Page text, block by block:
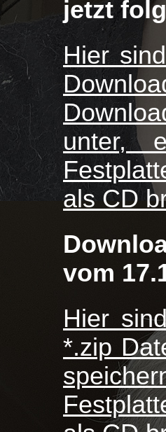
jetzt
Hier
unter,
als CD
vom
Hier
*.zip